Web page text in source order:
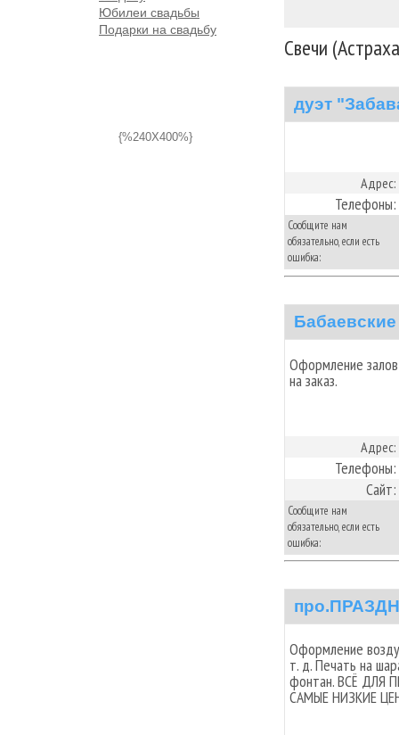
Юбилеи свадьбы
Подарки на свадьбу
{%240X400%}
Свечи
дуэт
Адрес:
Телефоны:
Сообщите нам
обязательно, если есть
ошибка:
Оформление
на заказ.
Адрес:
Телефоны:
Сайт:
Сообщите нам
обязательно, если есть
ошибка:
Оформление
т. д. Печать на
фонтан. ВСЁ ДЛЯ
САМЫЕ НИЗКИЕ